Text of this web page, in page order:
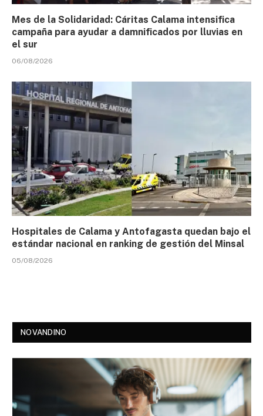
Mes de la Solidaridad: Cáritas Calama intensifica
campaña para ayudar a damnificados por lluvias en
el sur
06/08/2026
Hospitales de Calama y Antofagasta quedan bajo el
estándar nacional en ranking de gestión del Minsal
05/08/2026
NOVANDINO